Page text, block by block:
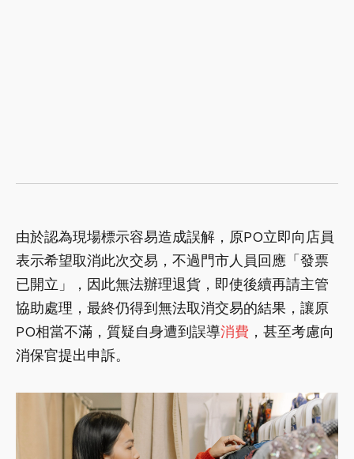
由於認為現場標示容易造成誤解，原PO立即向店員
表示希望取消此次交易，不過門市人員回應「發票
已開立」，因此無法辦理退貨，即使後續再請主管
協助處理，最終仍得到無法取消交易的結果，讓原
PO相當不滿，質疑自身遭到誤導消費 ，甚至考慮向
消保官提出申訴。